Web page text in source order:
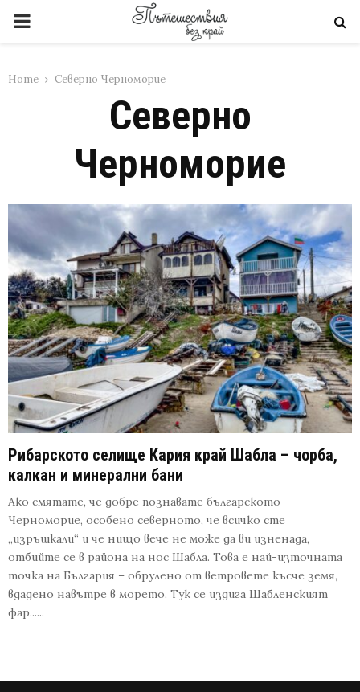
PRIMARY
Home Северно Черноморие
Северно
Черноморие
Рибарското селище Кария край Шабла – чорба,
калкан и минерални бани
Ако смятате, че добре познавате българското
Черноморие, особено северното, че всичко сте
„изръшкали“ и че нищо вече не може да ви изненада,
отбийте се в района на нос Шабла. Това е най-източната
точка на България – обрулено от ветровете късче земя,
вдадено навътре в морето. Тук се издига Шабленският
фар......